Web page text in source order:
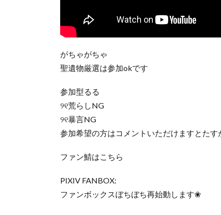
がちゃがちゃ
聖遺物厳選は参加okです
参加型るる
୨୧荒らしNG
୨୧暴言NG
参加希望の方はコメントいただけますとたす
ファン鯖はこちら
PIXIV FANBOX:
ファンボックスぼちぼち再始動します❀